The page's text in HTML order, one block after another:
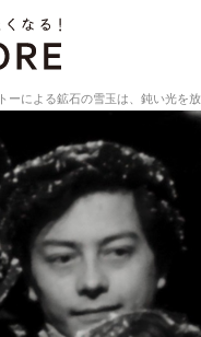
ーによる鉱石の雪玉は、鈍い光を